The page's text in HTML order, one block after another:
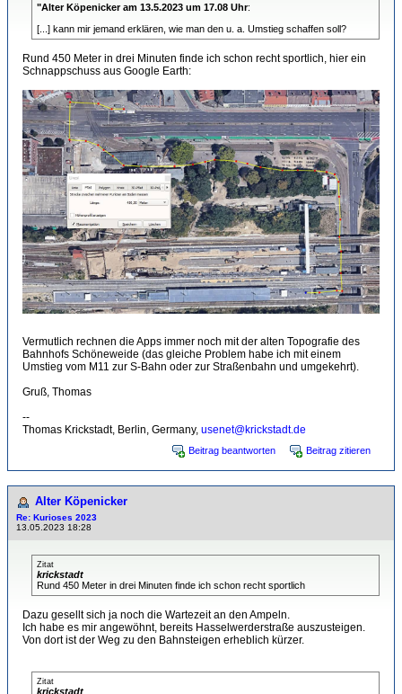
"Alter Köpenicker am 13.5.2023 um 17.08 Uhr:
[...] kann mir jemand erklären, wie man den u. a. Umstieg schaffen soll?
Rund 450 Meter in drei Minuten finde ich schon recht sportlich, hier ein
Schnappschuss aus Google Earth:
Vermutlich rechnen die Apps immer noch mit der alten Topografie des
Bahnhofs Schöneweide (das gleiche Problem habe ich mit einem
Umstieg vom M11 zur S-Bahn oder zur Straßenbahn und umgekehrt).
Gruß, Thomas
--
Thomas Krickstadt, Berlin, Germany, usenet@krickstadt.de
Beitrag beantworten Beitrag zitieren
Alter Köpenicker
Re: Kurioses 2023
13.05.2023 18:28
Zitat
krickstadt
Rund 450 Meter in drei Minuten finde ich schon recht sportlich
Dazu gesellt sich ja noch die Wartezeit an den Ampeln.
Ich habe es mir angewöhnt, bereits Hasselwerderstraße auszusteigen.
Von dort ist der Weg zu den Bahnsteigen erheblich kürzer.
Zitat
krickstadt